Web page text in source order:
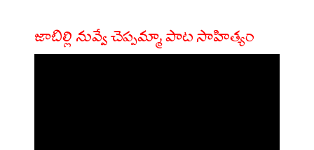
జాబిల్లి నువ్వే చెప్పమ్మా పాట సాహిత్యం